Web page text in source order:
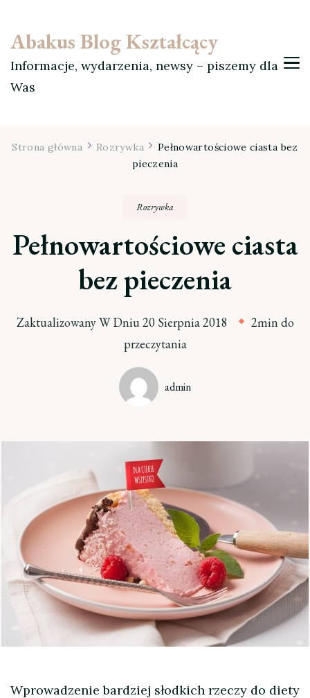
Abakus Blog Kształcący
Informacje, wydarzenia, newsy – piszemy dla
Was
Strona główna Rozrywka
Pełnowartościowe ciasta bez
pieczenia
Rozrywka
Pełnowartościowe ciasta
bez pieczenia
Zaktualizowany W Dniu20 Sierpnia 2018
2min do
przeczytania
admin
Wprowadzenie bardziej słodkich rzeczy do diety